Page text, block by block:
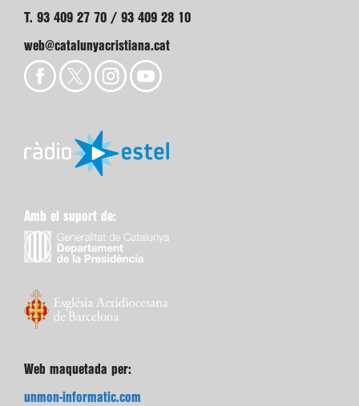
T. 93 409 27 70 / 93 409 28 10
web@catalunyacristiana.cat
Amb el suport de:
Web maquetada per:
unmon-informatic.com